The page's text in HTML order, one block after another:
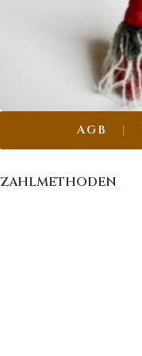
ZWERGE
AGB
ZAHLMETHODEN